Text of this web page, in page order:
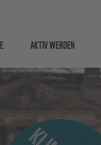
AKTIV WERDEN